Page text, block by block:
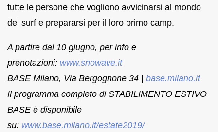
tutte le persone che vogliono avvicinarsi al mondo
del surf e prepararsi per il loro primo camp.
A partire dal 10 giugno, per info e
prenotazioni: www.snowave.it
BASE Milano, Via Bergognone 34 | base.milano.it
Il programma completo di STABILIMENTO ESTIVO
BASE è disponibile
su: www.base.milano.it/estate2019/